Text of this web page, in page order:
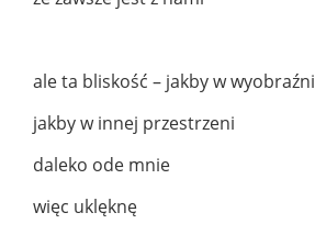
ale ta bliskość – jakby w wyobraźni
jakby w innej przestrzeni
daleko ode mnie
więc uklęknę